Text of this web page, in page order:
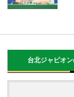
台北ジャピオ